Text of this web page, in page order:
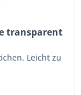
transparent
Leicht zu